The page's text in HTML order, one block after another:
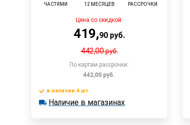
ЧАСТЯМИ
12 МЕСЯЦЕВ
РАССРОЧКИ
Цена со скидкой:
419,90руб.
442,00руб.
По картам рассрочки:
442,00 руб.
Быстрый заказ
в наличии 4 шт.
в наличии 4 шт.
Наличие в магазинах